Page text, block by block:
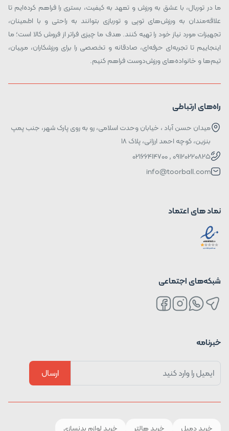
ما در توربال، با عشق به ورزش و تعهد به کیفیت، بستری را فراهم کرده‌ایم تا
علاقه‌مندان به ورزش‌های توپی و توربازی بتوانند به راحتی و با اطمینان،
تجهیزات مورد نیاز خود را تهیه کنند. هدف ما چیزی فراتر از فروش کالا است؛ ما
اینجاییم تا تجربه‌ای حرفه‌ای، صادقانه و تخصصی را برای ورزشکاران، مربیان،
تیم‌ها و خانواده‌های ورزش‌دوست فراهم کنیم.
راه‌های ارتباطی
میدان حسن آباد ، خیابان وحدت اسلامی، رو به روی پارک شهر، جنب پمپ
بنزین، کوچه احمد ارزانی، پلاک ۱۸
09120220825 , 02166414700
info@toorball.com
نماد های اعتماد
شبکه‌های اجتماعی
خبرنامه
ارسال
خرید دمبل خرید هالتر خرید لوازم بدنسازی